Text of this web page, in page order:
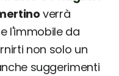
verrà
l'immobile da
non solo un
suggerimenti